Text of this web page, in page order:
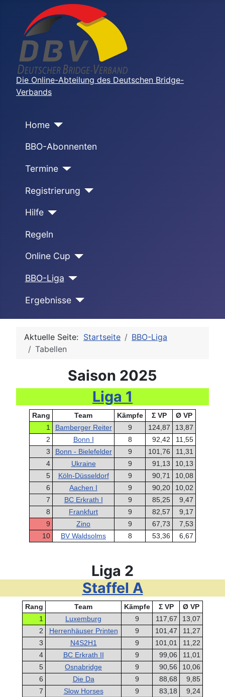
Die Online-Abteilung des Deutschen Bridge-
Verbands
Home
BBO-Abonnenten
Termine
Registrierung
Hilfe
Regeln
Online Cup
BBO-Liga
Ergebnisse
Aktuelle Seite: Startseite
BBO-Liga
Tabellen
Saison 2025
Liga 1
Rang Team Kämpfe Σ VP
Ø VP
1
Bamberger Reiter 9 124,87
13,87
2
Bonn I 8 92,42
11,55
3
Bonn - Bielefelder 9 101,76
11,31
4
Ukraine 9 91,13
10,13
5
Köln-Düsseldorf 9 90,71
10,08
6
Aachen I 9 90,20
10,02
7
BC Erkrath I 9 85,25
9,47
8
Frankfurt 9 82,57
9,17
9
Zino 9 67,73
7,53
10
BV Waldsolms 8 53,36 6,67
Liga 2
Staffel A
Rang Team Kämpfe Σ VP
Ø VP
1
Luxemburg 9 117,67
13,07
2
Herrenhäuser Printen 9 101,47
11,27
3
N4S2H1 9 101,01
11,22
4
BC Erkrath II 9 99,06
11,01
5
Osnabridge 9 90,56
10,06
6
Die Da 9 88,68
9,85
7
Slow Horses 9 83,18
9,24